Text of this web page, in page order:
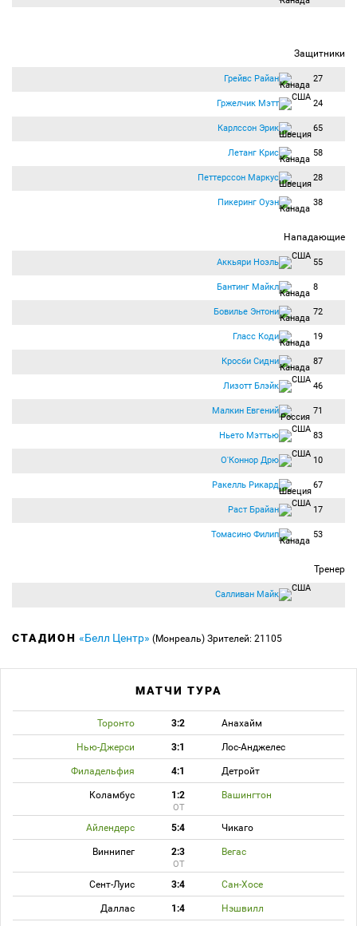
Защитники
Грейвс Райан 27
Гржелчик Мэтт 24
Карлссон Эрик 65
Летанг Крис 58
Петтерссон Маркус 28
Пикеринг Оуэн 38
Нападающие
Аккьяри Ноэль 55
Бантинг Майкл 8
Бовилье Энтони 72
Гласс Коди 19
Кросби Сидни 87
Лизотт Блэйк 46
Малкин Евгений 71
Ньето Мэттью 83
О'Коннор Дрю 10
Ракелль Рикард 67
Раст Брайан 17
Томасино Филип 53
Тренер
Салливан Майк
СТАДИОН «Белл Центр» (Монреаль) Зрителей: 21105
МАТЧИ ТУРА
Торонто 3:2 Анахайм
Нью-Джерси 3:1 Лос-Анджелес
Филадельфия 4:1 Детройт
Коламбус 1:2 Вашингтон
ОТ
Айлендерс 5:4 Чикаго
Виннипег 2:3 Вегас
ОТ
Сент-Луис 3:4 Сан-Хосе
Даллас 1:4 Нэшвилл